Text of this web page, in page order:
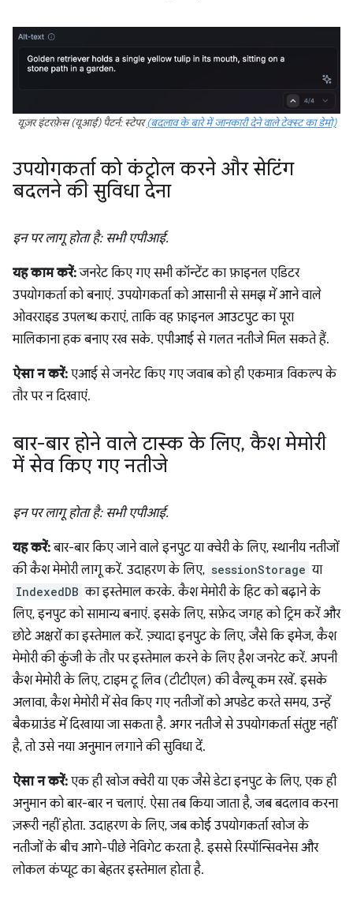
यूज़र इंटरफ़ेस (यूआई) पैटर्न: स्टेपर(बदलाव के बारे में जानकारी देने वाले टेक्स्ट का डेमो)
उपयोगकर्ता को कंट्रोल करने और सेटिंग
बदलने की सुविधा देना
इन पर लागू होता है: सभी एपीआई.
यह काम करें:जनरेट किए गए सभी कॉन्टेंट का फ़ाइनल एडिटर
उपयोगकर्ता को बनाएं. उपयोगकर्ता को आसानी से समझ में आने वाले
ओवरराइड उपलब्ध कराएं, ताकि वह फ़ाइनल आउटपुट का पूरा
मालिकाना हक बनाए रख सके. एपीआई से गलत नतीजे मिल सकते हैं.
ऐसा न करें: एआई से जनरेट किए गए जवाब को ही एकमात्र विकल्प के
तौर पर न दिखाएं.
बार-बार होने वाले टास्क के लिए, कैश मेमोरी
में सेव किए गए नतीजे
इन पर लागू होता है: सभी एपीआई.
यह करें:बार-बार किए जाने वाले इनपुट या क्वेरी के लिए, स्थानीय नतीजों
की कैश मेमोरी लागू करें. उदाहरण के लिए, sessionStorage या
IndexedDB का इस्तेमाल करके. कैश मेमोरी के हिट को बढ़ाने के
लिए, इनपुट को सामान्य बनाएं. इसके लिए, सफ़ेद जगह को ट्रिम करें और
छोटे अक्षरों का इस्तेमाल करें. ज़्यादा इनपुट के लिए, जैसे कि इमेज, कैश
मेमोरी की कुंजी के तौर पर इस्तेमाल करने के लिए हैश जनरेट करें. अपनी
कैश मेमोरी के लिए, टाइम टू लिव (टीटीएल) की वैल्यू कम रखें. इसके
अलावा, कैश मेमोरी में सेव किए गए नतीजों को अपडेट करते समय, उन्हें
बैकग्राउंड में दिखाया जा सकता है. अगर नतीजे से उपयोगकर्ता संतुष्ट नहीं
है, तो उसे नया अनुमान लगाने की सुविधा दें.
ऐसा न करें: एक ही खोज क्वेरी या एक जैसे डेटा इनपुट के लिए, एक ही
अनुमान को बार-बार न चलाएं. ऐसा तब किया जाता है, जब बदलाव करना
ज़रूरी नहीं होता. उदाहरण के लिए, जब कोई उपयोगकर्ता खोज के
नतीजों के बीच आगे-पीछे नेविगेट करता है. इससे रिस्पॉन्सिवनेस और
लोकल कंप्यूट का बेहतर इस्तेमाल होता है.